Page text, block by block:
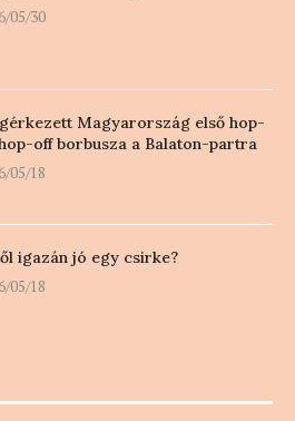
05/30
Magyarország első hop-
off borbusza a Balaton-partra
05/18
igazán jó egy csirke?
05/18